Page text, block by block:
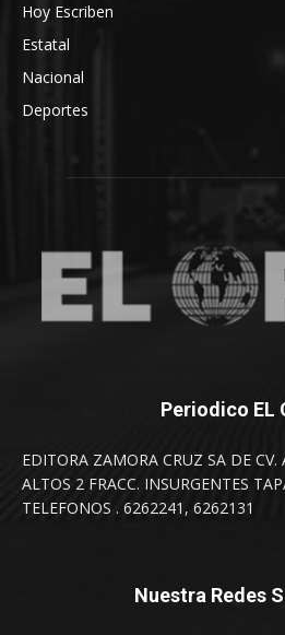
Hoy Escriben
Estatal
Nacional
Deportes
Periodico EL
EDITORA ZAMORA CRUZ SA DE
ALTOS 2 FRACC. INSURGENTES
TELEFONOS . 6262241, 6262131
Nuestra Redes